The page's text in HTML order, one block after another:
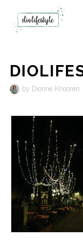
by Dionne Knooren